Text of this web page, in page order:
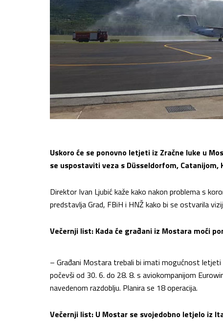
Uskoro će se ponovno letjeti iz Zračne luke u
se uspostaviti veza s Düsseldorfom, Catanijom,
Direktor Ivan Ljubić kaže kako nakon problema s
predstavlja Grad, FBiH i HNŽ kako bi se ostvarila
Večernji list: Kada će građani iz Mostara moći
– Građani Mostara trebali bi imati mogućnost
počevši od 30. 6. do 28. 8. s aviokompanijom
navedenom razdoblju. Planira se 18 operacija.
Večernji list: U Mostar se svojedobno letjelo iz